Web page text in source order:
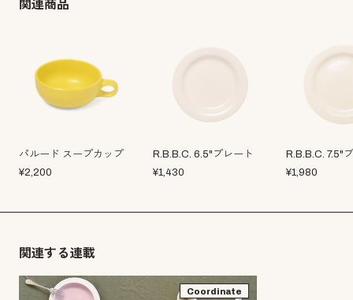
関連商品
パルード スープカップ
¥2,200
R.B.B.C. 6.5"プレート
¥1,430
R.B.B.C. 7.5"
¥1,980
関連する連載
Coordinate